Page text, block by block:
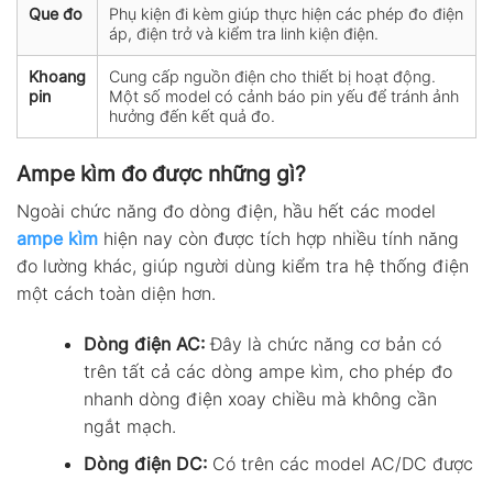
Que đo
Phụ kiện đi kèm giúp thực hiện các phép đo điện
áp, điện trở và kiểm tra linh kiện điện.
Khoang
pin
Cung cấp nguồn điện cho thiết bị hoạt động.
Một số model có cảnh báo pin yếu để tránh ảnh
hưởng đến kết quả đo.
Ampe kìm đo được những gì?
Ngoài chức năng đo dòng điện, hầu hết các model
ampe kìm hiện nay còn được tích hợp nhiều tính năng
đo lường khác, giúp người dùng kiểm tra hệ thống điện
một cách toàn diện hơn.
Dòng điện AC:Đây là chức năng cơ bản có
trên tất cả các dòng ampe kìm, cho phép đo
nhanh dòng điện xoay chiều mà không cần
ngắt mạch.
Dòng điện DC:Có trên các model AC/DC được